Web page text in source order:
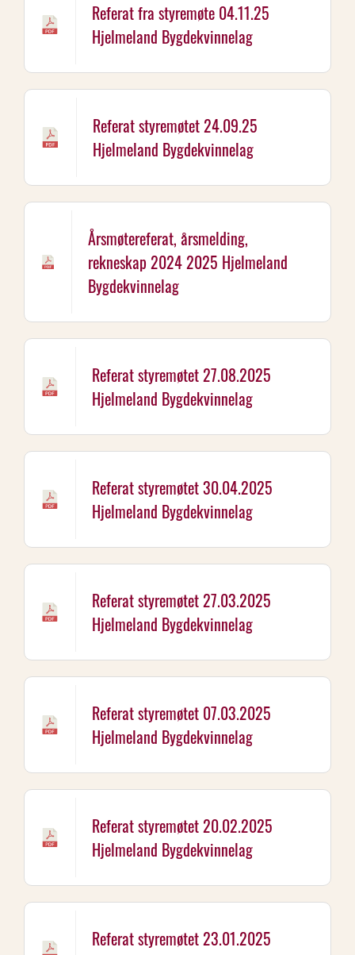
Referat fra styremøte 04.11.25
Hjelmeland Bygdekvinnelag
Referat styremøtet 24.09.25
Hjelmeland Bygdekvinnelag
Årsmøtereferat, årsmelding,
rekneskap 2024 2025 Hjelmeland
Bygdekvinnelag
Referat styremøtet 27.08.2025
Hjelmeland Bygdekvinnelag
Referat styremøtet 30.04.2025
Hjelmeland Bygdekvinnelag
Referat styremøtet 27.03.2025
Hjelmeland Bygdekvinnelag
Referat styremøtet 07.03.2025
Hjelmeland Bygdekvinnelag
Referat styremøtet 20.02.2025
Hjelmeland Bygdekvinnelag
Referat styremøtet 23.01.2025